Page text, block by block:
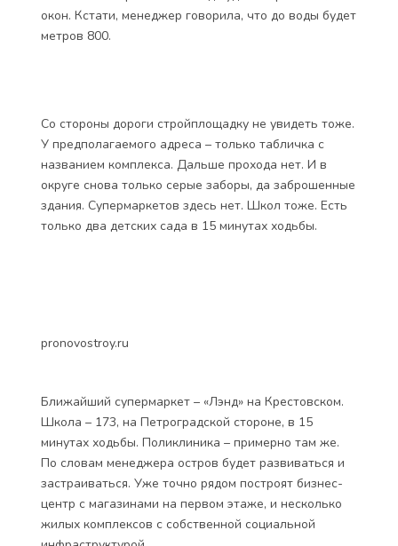
достаточно далеко, чтобы не беспокоить шумом и
пылью. Сейчас в соседях – Канатный завод, да
С другой стороны «Ривьера» упирается в Малую
Неву, но с берега новостройку не увидеть. Зато
можно посмотреть какой вид будет открываться из
окон. Кстати, менеджер говорила, что до воды будет
Со стороны дороги стройплощадку не увидеть тоже.
округе снова только серые заборы, да заброшенные
здания. Супермаркетов здесь нет. Школ тоже. Есть
только два детских сада в 15 минутах ходьбы.